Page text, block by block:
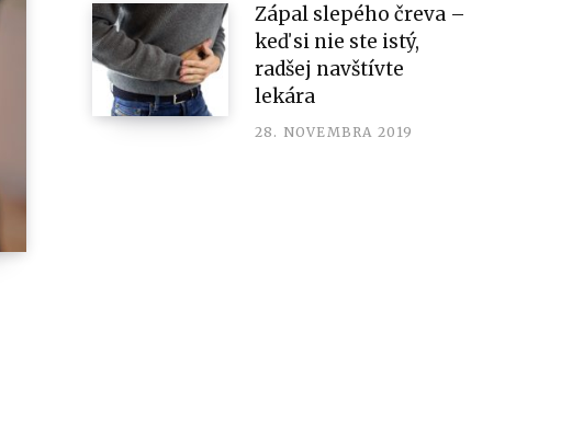
Zápal slepého čreva –
keď si nie ste istý,
radšej navštívte
lekára
28. NOVEMBRA 2019